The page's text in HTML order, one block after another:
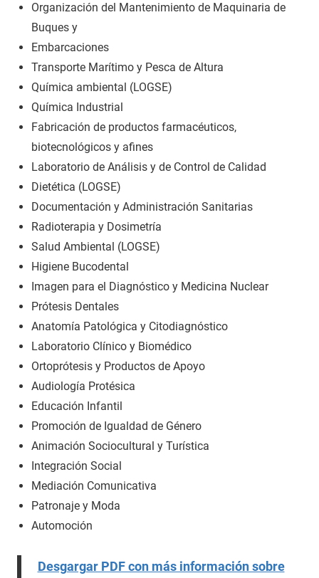
Organización del Mantenimiento de Maquinaria de
Buques y
Embarcaciones
Transporte Marítimo y Pesca de Altura
Química ambiental (LOGSE)
Química Industrial
Fabricación de productos farmacéuticos,
biotecnológicos y afines
Laboratorio de Análisis y de Control de Calidad
Dietética (LOGSE)
Documentación y Administración Sanitarias
Radioterapia y Dosimetría
Salud Ambiental (LOGSE)
Higiene Bucodental
Imagen para el Diagnóstico y Medicina Nuclear
Prótesis Dentales
Anatomía Patológica y Citodiagnóstico
Laboratorio Clínico y Biomédico
Ortoprótesis y Productos de Apoyo
Audiología Protésica
Educación Infantil
Promoción de Igualdad de Género
Animación Sociocultural y Turística
Integración Social
Mediación Comunicativa
Patronaje y Moda
Automoción
Desgargar PDF con más información sobre